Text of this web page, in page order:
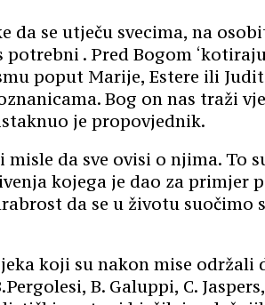
se utječu svecima, na
. Pred Bogom
poput Marije, Estere ili
Bog on nas traži
je propovjednik.
misle da sve ovisi o njima. To
kojega je dao za primjer
da se u životu suočimo
koji su nakon mise
B. Galuppi, C.